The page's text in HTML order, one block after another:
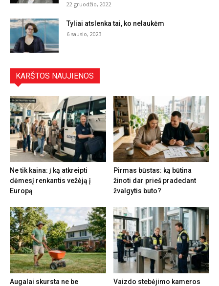
22 gruodžio, 2022
Tyliai atslenka tai, ko nelaukėm
6 sausio, 2023
KARŠTOS NAUJIENOS
Ne tik kaina: į ką atkreipti
dėmesį renkantis vežėją į
Europą
Pirmas būstas: ką būtina
žinoti dar prieš pradedant
žvalgytis buto?
Augalai skursta ne be
Vaizdo stebėjimo kameros